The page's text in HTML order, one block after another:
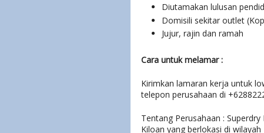
Diutamakan lulusan
Domisili sekitar outlet
Jujur, rajin dan ramah
Cara untuk melamar :
Kirimkan lamaran kerja untuk
telepon perusahaan di
Tentang Perusahaan : Superdry
Kiloan yang berlokasi di wilayah